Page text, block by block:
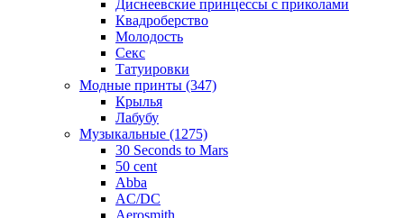
Диснеевские принцессы с приколами
Квадроберство
Молодость
Секс
Татуировки
Модные принты (347)
Крылья
Лабубу
Музыкальные (1275)
30 Seconds to Mars
50 cent
Abba
AC/DC
Aerosmith